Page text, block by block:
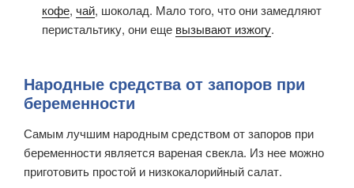
кофе, чай, шоколад. Мало того, что они замедляют
перистальтику, они еще вызывают изжогу.
Народные средства от запоров при
беременности
Самым лучшим народным средством от запоров при
беременности является вареная свекла. Из нее можно
приготовить простой и низкокалорийный салат.